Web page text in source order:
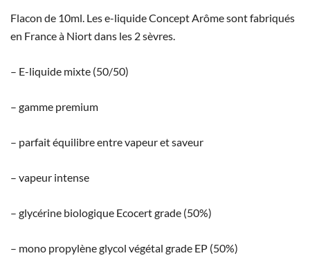
Flacon de 10ml. Les e-liquide Concept Arôme sont fabriqués
en France à Niort dans les 2 sèvres.
– E-liquide mixte (50/50)
– gamme premium
– parfait équilibre entre vapeur et saveur
– vapeur intense
– glycérine biologique Ecocert grade (50%)
– mono propylène glycol végétal grade EP (50%)